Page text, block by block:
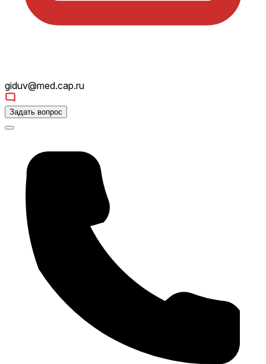
giduv@med.cap.ru
Задать вопрос